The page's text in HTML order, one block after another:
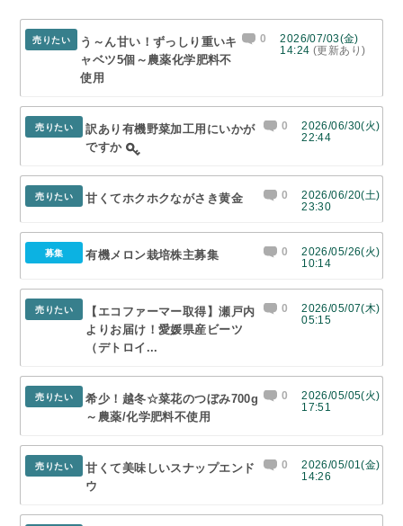
売りたい
う～ん甘い！ずっしり重いキ
ャベツ5個～農薬化学肥料不
使用
0
2026/07/03(金)
14:24 (更新あり)
売りたい
訳あり有機野菜加工用にいかが
ですか
0
2026/06/30(火)
22:44
売りたい 甘くてホクホクながさき黄金 0
2026/06/20(土)
23:30
募集 有機メロン栽培株主募集 0
2026/05/26(火)
10:14
売りたい
【エコファーマー取得】瀬戸内
よりお届け！愛媛県産ビーツ
（デトロイ...
0
2026/05/07(木)
05:15
売りたい
希少！越冬☆菜花のつぼみ700g
～農薬/化学肥料不使用
0
2026/05/05(火)
17:51
売りたい
甘くて美味しいスナップエンド
ウ
0
2026/05/01(金)
14:26